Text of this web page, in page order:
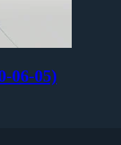
06-05)